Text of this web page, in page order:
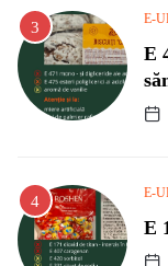
E-
E
E-
E